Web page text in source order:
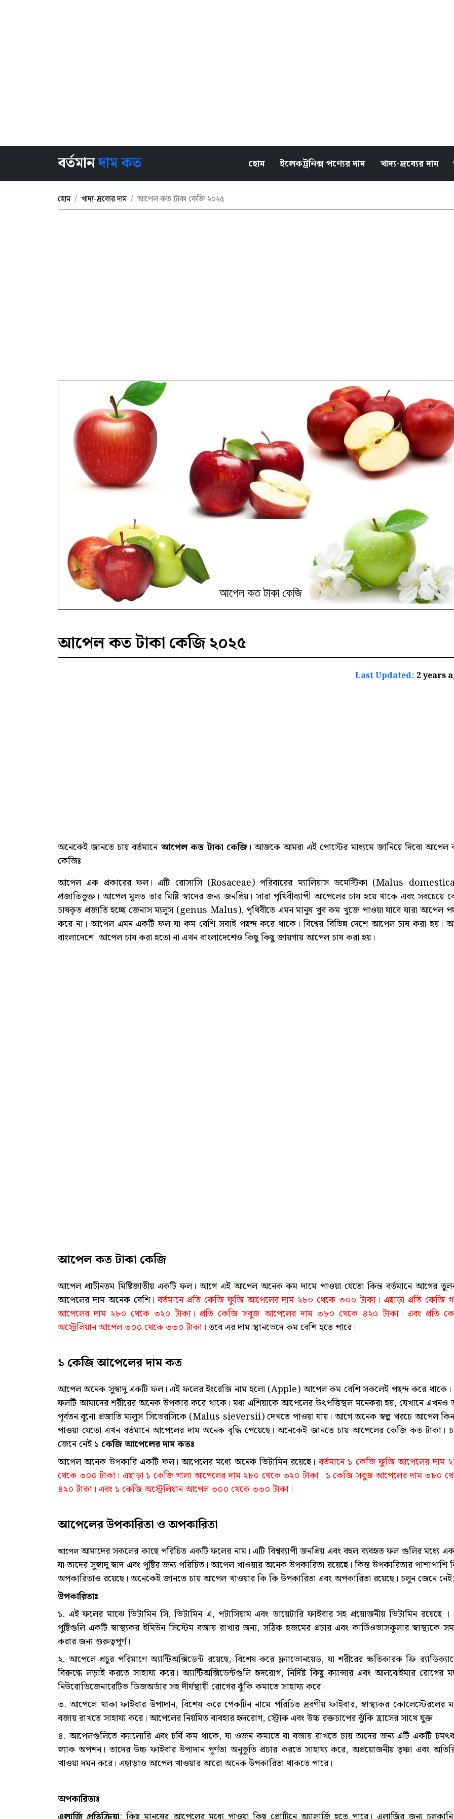
বর্তমানদাম কত হোম ইলেকট্রনিক্স পণ্যের দাম খাদ্য-দ্রব্যের দাম
হোম খাদ্য-দ্রব্যের দাম আপেল কত টাকা কেজি ২০২৫
আপেল কত টাকা কেজি ২০২৫
Last Updated: 2 years
অনেকেই জানতে চায় বর্তমানেআপেল কত টাকা কেজি। আজকে আমরা এই পোস্টের মাধ্যমে জানিয়ে দিবো আপেল
কেজিঃ
আপেল এক প্রকারের ফল। এটি রোসাসি (Rosaceae) পরিবারের ম্যালিয়াস ডমেস্টিকা (Malus
প্রজাতিভুক্ত। আপেল মূলত তার মিষ্টি স্বাদের জন্য জনপ্রিয়। সারা পৃথিবীব্যাপী আপেলের চাষ হয়ে থাকে এবং সবচেয়ে
চাষকৃত প্রজাতি হচ্ছে জেনাস ম্যলুস (genus Malus), পৃথিবীতে এমন মানুষ খুব কম খুজে পাওয়া যাবে যারা আপেল
করে না। আপেল এমন একটি ফল যা কম বেশি সবাই পছন্দ করে থাকে। বিশ্বের বিভিন্ন দেশে আপেল চাষ করা হয়।
বাংলাদেশে আপেল চাষ করা হতো না এখন বাংলাদেশেও কিছু কিছু জায়গায় আপেল চাষ করা হয়।
আপেল কত টাকা কেজি
আপেল প্রাচীনতম মিষ্টিজাতীয় একটি ফল। আগে এই আপেল অনেক কম দামে পাওয়া যেতো কিন্ত বর্তমানে আগের
আপেলের দাম অনেক বেশি।বর্তমানে প্রতি কেজি ফুজি আপেলের দাম ২৮০ থেকে ৩০০ টাকা। এছাড়া প্রতি কেজি
আপেলের দাম ২৮০ থেকে ৩২০ টাকা। প্রতি কেজি সবুজ আপেলের দাম ৩৮০ থেকে ৪২০ টাকা। এবং প্রতি
অস্ট্রেলিয়ান আপেল ৩০০ থেকে ৩৩০ টাকা।তবে এর দাম স্থানভেদে কম বেশি হতে পারে।
১ কেজি আপেলের দাম কত
আপেল অনেক সুস্বাদু একটি ফল। এই ফলের ইংরেজি নাম হলো (Apple) আপেল কম বেশি সকলেই পছন্দ করে থাকে।
ফলটি আমাদের শরীরের অনেক উপকার করে থাকে। মধ্য এশিয়াকে আপেলের উৎপত্তিস্থল মনেকরা হয়, যেখানে এখনও
পূর্বতন বুনো প্রজাতি ম্যলুস সিভেরসিকে (Malus sieversii) দেখতে পাওয়া যায়। আগে অনেক স্বল্প খরচে আপেল
পাওয়া যেতো এখন বর্তমানে আপেলের দাম অনেক বৃদ্ধি পেয়েছে। অনেকেই জানতে চায় আপেলের কেজি কত টাকা।
জেনে নেই ১ কেজি আপেলের দাম কতঃ
আপেল অনেক উপকারি একটি ফল। আপেলের মধ্যে অনেক ভিটামিন রয়েছে।বর্তমানে ১ কেজি ফুজি আপেলের দাম
থেকে ৩০০ টাকা। এছাড়া ১ কেজি গালা আপেলের দাম ২৮০ থেকে ৩২০ টাকা। ১ কেজি সবুজ আপেলের দাম ৩৮০
৪২০ টাকা। এবং ১ কেজি অস্ট্রেলিয়ান আপেল ৩০০ থেকে ৩৩০ টাকা।
আপেলের উপকারিতা ও অপকারিতা
আপেলআমাদের সকলের কাছে পরিচিত একটি ফলের নাম। এটি বিশ্বব্যাপী জনপ্রিয় এবং বহুল ব্যবহৃত ফল গুলির মধ্যে
যা তাদের সুস্বাদু স্বাদ এবং পুষ্টির জন্য পরিচিত। আপেল খাওয়ার অনেক উপকারিতা রয়েছে। কিন্ত উপকারিতার পাশাপাশি
অপকারিতাও রয়েছে। অনেকেই জানতে চায় আপেল খাওয়ার কি কি উপকারিতা এবং অপকারিতা রয়েছে। চলুন জেনে নেই:
উপকারিতাঃ
১. এই ফলের মাঝে ভিটামিন সি, ভিটামিন এ, পটাসিয়াম এবং ডায়েটারি ফাইবার সহ প্রয়োজনীয় ভিটামিন রয়েছে
পুষ্টিগুলি একটি স্বাস্থ্যকর ইমিউন সিস্টেম বজায় রাখার জন্য, সঠিক হজমের প্রচার এবং কার্ডিওভাসকুলার স্বাস্থ্যকে
করার জন্য গুরুত্বপূর্ণ।
২. আপেলে প্রচুর পরিমাণে অ্যান্টিঅক্সিডেন্ট রয়েছে, বিশেষ করে ফ্ল্যাভোনয়েড, যা শরীরের ক্ষতিকারক ফ্রি
বিরুদ্ধে লড়াই করতে সাহায্য করে। অ্যান্টিঅক্সিডেন্টগুলি হৃদরোগ, নির্দিষ্ট কিছু ক্যান্সার এবং আলঝেইমার রোগের
নিউরোডিজেনারেটিভ ডিজঅর্ডার সহ দীর্ঘস্থায়ী রোগের ঝুঁকি কমাতে সাহায্য করে।
৩. আপেলে থাকা ফাইবার উপাদান, বিশেষ করে পেকটিন নামে পরিচিত দ্রবণীয় ফাইবার, স্বাস্থ্যকর কোলেস্টেরলের
বজায় রাখতে সাহায্য করে। আপেলের নিয়মিত ব্যবহার হৃদরোগ, স্ট্রোক এবং উচ্চ রক্তচাপের ঝুঁকি হ্রাসের সাথে যুক্ত।
৪. আপেলগুলিতে ক্যালোরি এবং চর্বি কম থাকে, যা ওজন কমাতে বা বজায় রাখতে চায় তাদের জন্য এটি একটি
স্ন্যাক অপশন। তাদের উচ্চ ফাইবার উপাদান পূর্ণতা অনুভূতি প্রচার করতে সাহায্য করে, অপ্রয়োজনীয় তৃষ্ণা এবং
খাওয়া দমন করে। এছাড়াও আপেল খাওয়ার আরো অনেক উপকারিতা থাকতে পারে।
অপকারিতাঃ